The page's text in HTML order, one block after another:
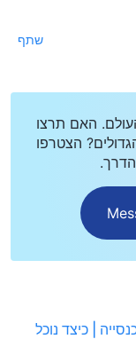
שתף
האם תרצו
הצטרפו
הדרך.
| כיצד נוכל